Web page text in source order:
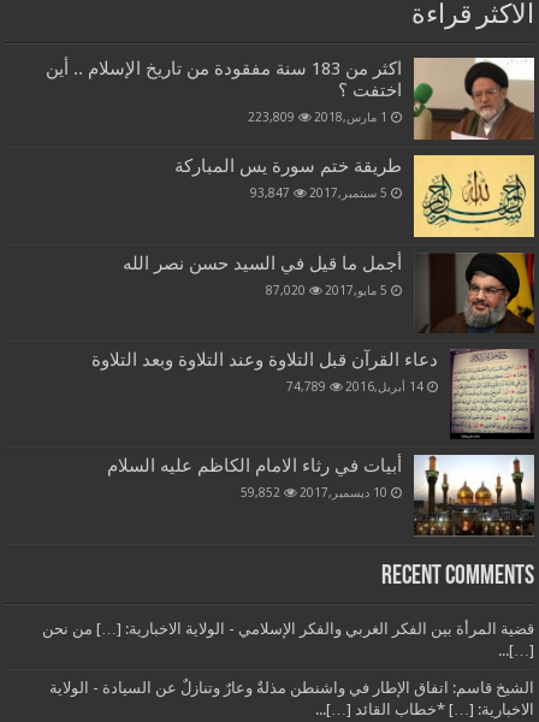
الاكثر قراءة
اكثر من 183 سنة مفقودة من تاريخ الإسلام .. أين
اختفت ؟
1 مارس,2018 223,809
طريقة ختم سورة يس المباركة
5 سبتمبر,2017 93,847
أجمل ما قيل في السيد حسن نصر الله
5 مايو,2017 87,020
دعاء القرآن قبل التلاوة وعند التلاوة وبعد التلاوة
14 أبريل,2016 74,789
أبيات في رثاء الامام الكاظم عليه السلام
10 ديسمبر,2017 59,852
Recent Comments
قضية المرأة بين الفكر الغربي والفكر الإسلامي - الولاية الاخبارية: […] من نحن
[…]...
الشيخ قاسم: اتفاق الإطار في واشنطن مذلةٌ وعارٌ وتنازلٌ عن السيادة - الولاية
الاخبارية: […] *خطاب القائد […]...